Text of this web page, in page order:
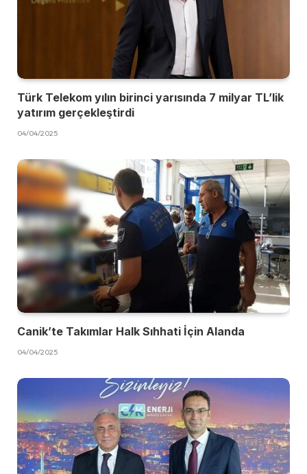
Türk Telekom yılın birinci yarısında 7 milyar TL’lik
yatırım gerçekleştirdi
04/04/2025
Canik’te Takımlar Halk Sıhhati İçin Alanda
04/04/2025